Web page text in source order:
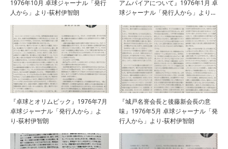
1976年10月 卓球ジャーナル「発行
人から」より-荻村伊智朗
アムパイアについて』1976年1月 卓
球ジャーナル「発行人から」より…
『卓球とオリムピック』1976年7月
卓球ジャーナル「発行人から」よ
り-荻村伊智朗
『城戸名誉会長と後藤新会長の意
味』1976年5月 卓球ジャーナル「発
行人から」より-荻村伊智朗